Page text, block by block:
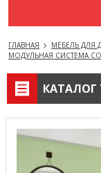
ГЛАВНАЯ МЕБЕЛЬ ДЛЯ
МОДУЛЬНАЯ СИСТЕМА
КАТАЛОГ